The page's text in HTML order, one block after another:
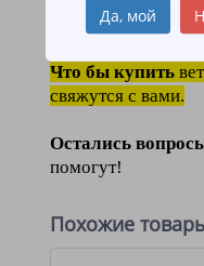
Да, мой
Ветошь цветная
Что бы купить
свяжутся с вами.
Остались
помогут!
Похожие